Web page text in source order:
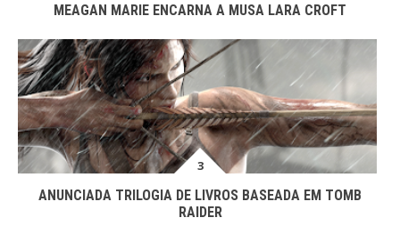
MEAGAN MARIE ENCARNA A MUSA LARA CROFT
ANUNCIADA TRILOGIA DE LIVROS BASEADA EM TOMB
RAIDER